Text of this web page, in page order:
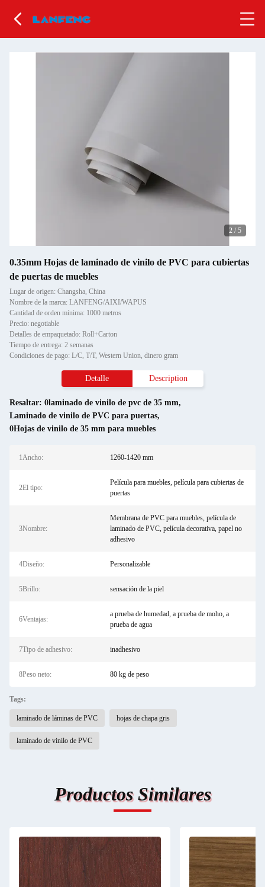
2 / 5
0.35mm Hojas de laminado de vinilo de PVC para cubiertas
de puertas de muebles
Lugar de origen: Changsha, China
Nombre de la marca: LANFENG/AIXI/WAPUS
Cantidad de orden mínima: 1000 metros
Precio: negotiable
Detalles de empaquetado: Roll+Carton
Tiempo de entrega: 2 semanas
Condiciones de pago: L/C, T/T, Western Union, dinero gram
Detalle Description
Resaltar: 0laminado de vinilo de pvc de 35 mm,
Laminado de vinilo de PVC para puertas,
0Hojas de vinilo de 35 mm para muebles
1Ancho: 1260-1420 mm
2El tipo:
Película para muebles, película para cubiertas de
puertas
3Nombre:
Membrana de PVC para muebles, película de
laminado de PVC, película decorativa, papel no
adhesivo
4Diseño: Personalizable
5Brillo: sensación de la piel
6Ventajas:
a prueba de humedad, a prueba de moho, a
prueba de agua
7Tipo de adhesivo: inadhesivo
8Peso neto: 80 kg de peso
Tags:
laminado de láminas de PVC hojas de chapa gris
laminado de vinilo de PVC
Productos Similares